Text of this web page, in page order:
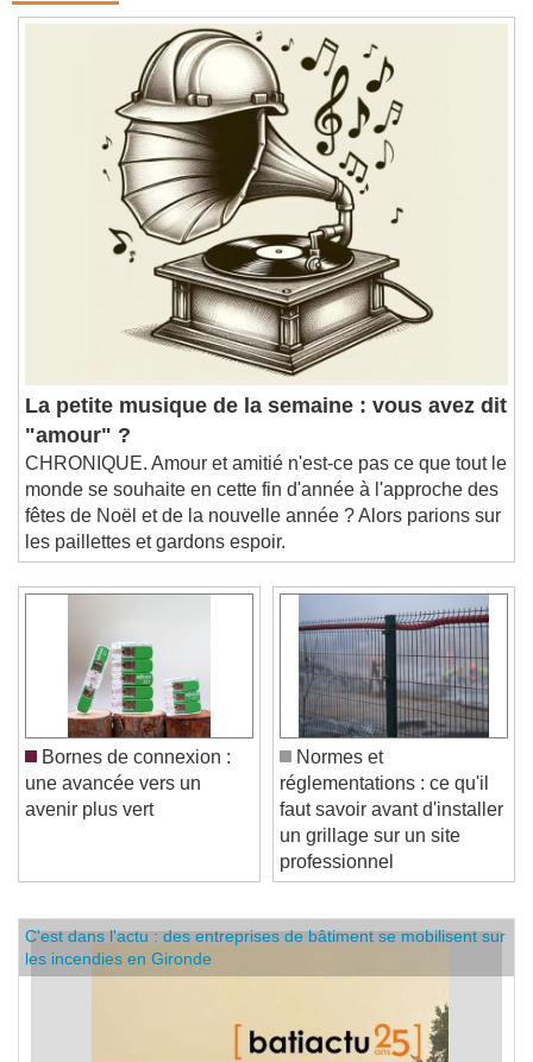
La petite musique de la semaine : vous avez dit
"amour" ?
CHRONIQUE. Amour et amitié n'est-ce pas ce que tout le
monde se souhaite en cette fin d'année à l'approche des
fêtes de Noël et de la nouvelle année ? Alors parions sur
les paillettes et gardons espoir.
Bornes de connexion :
une avancée vers un
avenir plus vert
Normes et
réglementations : ce qu'il
faut savoir avant d'installer
un grillage sur un site
professionnel
C'est dans l'actu : des entreprises de bâtiment se mobilisent sur
les incendies en Gironde